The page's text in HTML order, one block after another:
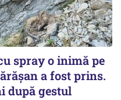
spray o inimă pe
a fost prins.
după gestul